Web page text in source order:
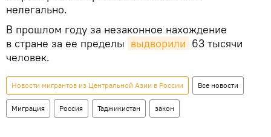
нелегально.
В прошлом году за незаконное нахождение
в стране за ее пределы выдворили 63 тысячи
человек.
Новости мигрантов из Центральной Азии в России Все новости
Миграция Россия Таджикистан закон